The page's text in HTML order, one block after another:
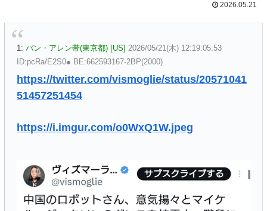
2026.05.21
1: バン・アレン帯(東京都) [US] 2026/05/21(木) 12:19:05.53
ID:pcRa/E2S0● BE:662593167-2BP(2000)
https://twitter.com/vismoglie/status/20571041
51457251454
https://i.imgur.com/o0WxQ1W.jpeg